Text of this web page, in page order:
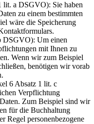
lit. a DSGVO): Sie haben
zu einem bestimmten
wäre die Speicherung
DSGVO): Um einen
mit Ihnen zu
Wenn wir zum Beispiel
benötigen wir vorab
6 Absatz 1 lit. c
Verpflichtung
Zum Beispiel sind wir
für die Buchhaltung
Regel personenbezogene